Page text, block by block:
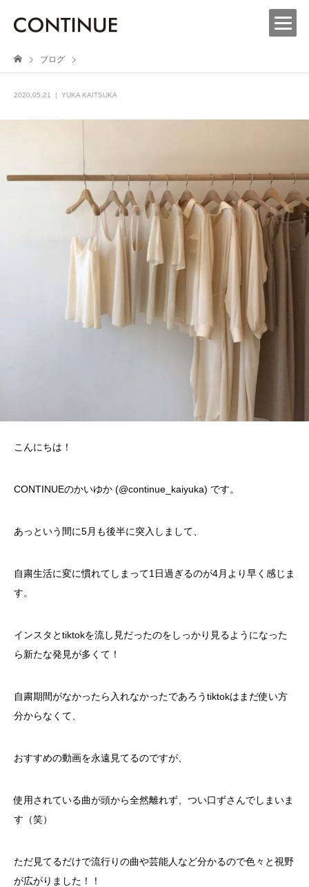
ブログ
2020.05.21 YUKA KAITSUKA
こんにちは！
CONTINUEのかいゆか (@continue_kaiyuka) です。
あっという間に5月も後半に突入しまして、
自粛生活に変に慣れてしまって1日過ぎるのが4月より早く感じま
す。
インスタとtiktokを流し見だったのをしっかり見るようになった
ら新たな発見が多くて！
自粛期間がなかったら入れなかったであろうtiktokはまだ使い方
分からなくて、
おすすめの動画を永遠見てるのですが、
使用されている曲が頭から全然離れず、つい口ずさんでしまいま
す（笑）
ただ見てるだけで流行りの曲や芸能人など分かるので色々と視野
が広がりました！！